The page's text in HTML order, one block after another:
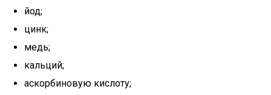
йод;
цинк;
медь;
кальций;
аскорбиновую кислоту;